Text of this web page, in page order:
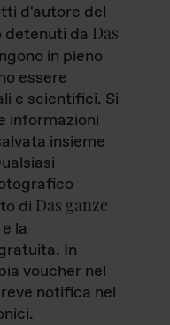
d'autore del
da Das
in pieno
essere
e scientifici. Si
informazioni
insieme
di Das ganze
la
In
voucher nel
notifica nel